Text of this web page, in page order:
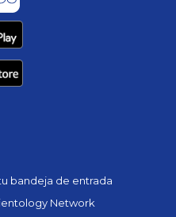
bandeja de entrada
Network